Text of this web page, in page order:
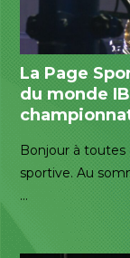
La Page
du monde
Bonjour à
sportive. Au
…